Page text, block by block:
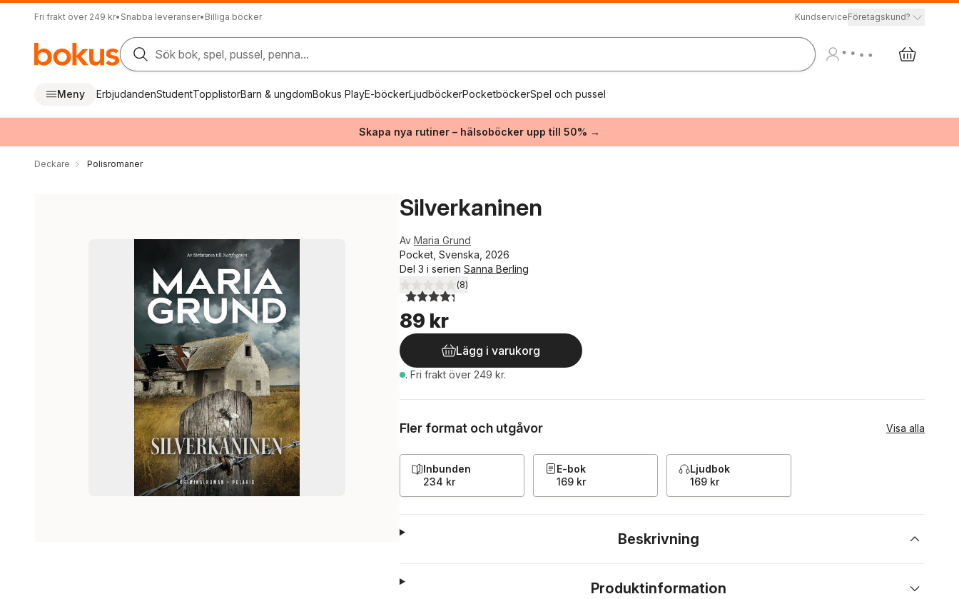
Fri frakt över 249 kr• Snabba leveranser• Billiga böcker KundserviceFöretagskund?
Sök bok, spel, pussel, penna...
Meny ErbjudandenStudentTopplistorBarn & ungdomBokus PlayE-böckerLjudböckerPocketböckerSpel och pussel
Skapa nya rutiner – hälsoböcker upp till 50% →
Deckare Polisromaner
Silverkaninen
Av Maria Grund
Pocket, Svenska, 2026
Del 3 i serien Sanna Berling
4,3utav 5 stjärnor. Totalt antal röster:
(8)
89 kr
Lägg i varukorg
. Fri frakt över 249 kr.
Fler format och utgåvor Visa alla
Inbunden
234 kr
E-bok
169 kr
Ljudbok
169 kr
Beskrivning
Produktinformation